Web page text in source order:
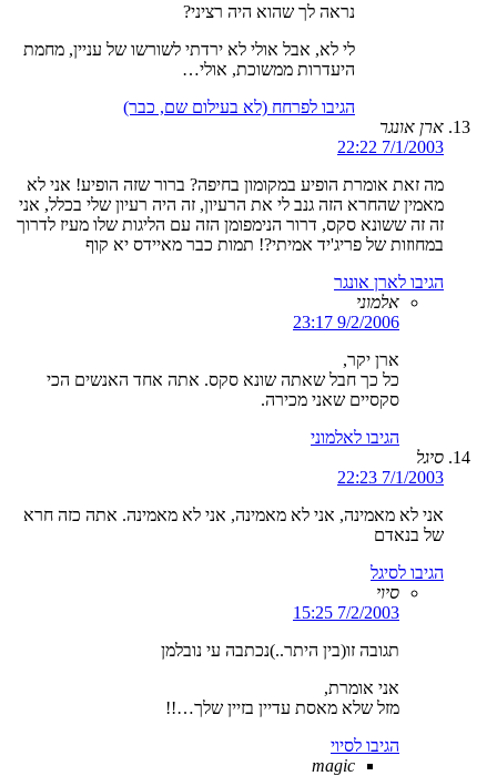
נראה לך שהוא היה רציני?
לי לא, אבל אולי לא ירדתי לשורשו של עניין, מחמת
היעדרות ממשוכת, אולי…
הגיבו לפרחח (לא בעילום שם, כבר)
ארן אונגר
7/1/2003 22:22
מה זאת אומרת הופיע במקומון בחיפה? ברור שזה הופיע! אני לא
מאמין שהחרא הזה גנב לי את הרעיון, זה היה רעיון שלי בכלל, אני
זה זה ששונא סקס, דרור הנימפומן הזה עם הליגות שלו מעיז לדרוך
במחוזות של פריג'יד אמיתי?! תמות כבר מאיידס יא קוף
הגיבו לארן אונגר
אלמוני
9/2/2006 23:17
ארן יקר,
כל כך חבל שאתה שונא סקס. אתה אחד האנשים הכי
סקסיים שאני מכירה.
הגיבו לאלמוני
סיגל
7/1/2003 22:23
אני לא מאמינה, אני לא מאמינה, אני לא מאמינה. אתה כזה חרא
של בנאדם
הגיבו לסיגל
סיוי
7/2/2003 15:25
תגובה זו(בין היתר..)נכתבה עי נובלמן
אני אומרת,
מזל שלא מאסת עדיין בזיין שלך…!!
הגיבו לסיוי
magic